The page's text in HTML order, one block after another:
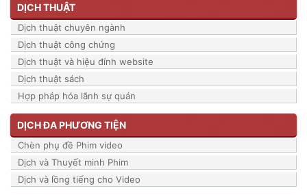
DỊCH THUẬT
Dịch thuật chuyên ngành
Dịch thuật công chứng
Dịch thuật và hiệu đính website
Dịch thuật sách
Hợp pháp hóa lãnh sự quán
DỊCH ĐA PHƯƠNG TIỆN
Chèn phụ đề Phim video
Dịch và Thuyết minh Phim
Dịch và lồng tiếng cho Video